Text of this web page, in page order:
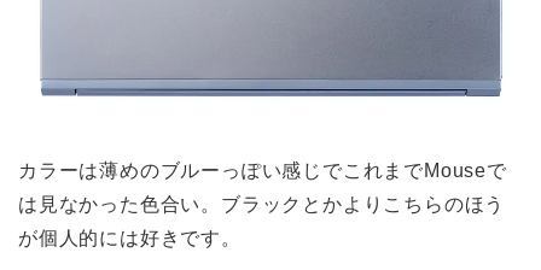
カラーは薄めのブルーっぽい感じでこれまでMouseで
は見なかった色合い。ブラックとかよりこちらのほう
が個人的には好きです。